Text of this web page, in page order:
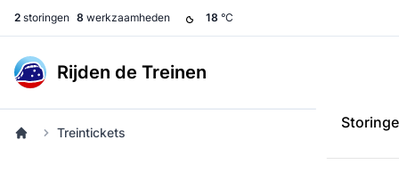
2 storingen 8 werkzaamheden 18 °C
Rijden de Treinen
Treintickets